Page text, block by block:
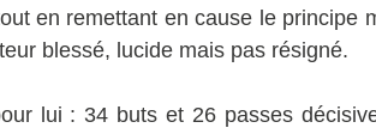
en remettant en cause le principe
blessé, lucide mais pas résigné.
lui : 34 buts et 26 passes